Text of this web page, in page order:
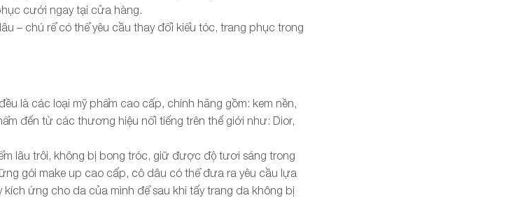
cưới ngay tại cửa hàng.
– chú rể có thể yêu cầu thay đổi kiểu tóc, trang phục trong
là các loại mỹ phẩm cao cấp, chính hãng gồm: kem nền,
đến từ các thương hiệu nổi tiếng trên thế giới như: Dior,
lâu trôi, không bị bong tróc, giữ được độ tươi sáng trong
gói make up cao cấp, cô dâu có thể đưa ra yêu cầu lựa
ứng cho da của mình để sau khi tấy trang da không bị